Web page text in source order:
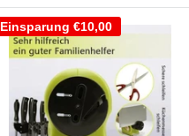
Einsparung €10,00